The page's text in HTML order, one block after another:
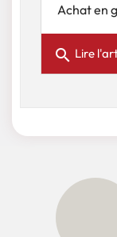
Achat en
search Lire